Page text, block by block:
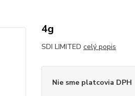
4g
SDI LIMITED celý popis
Nie sme platcovia DPH